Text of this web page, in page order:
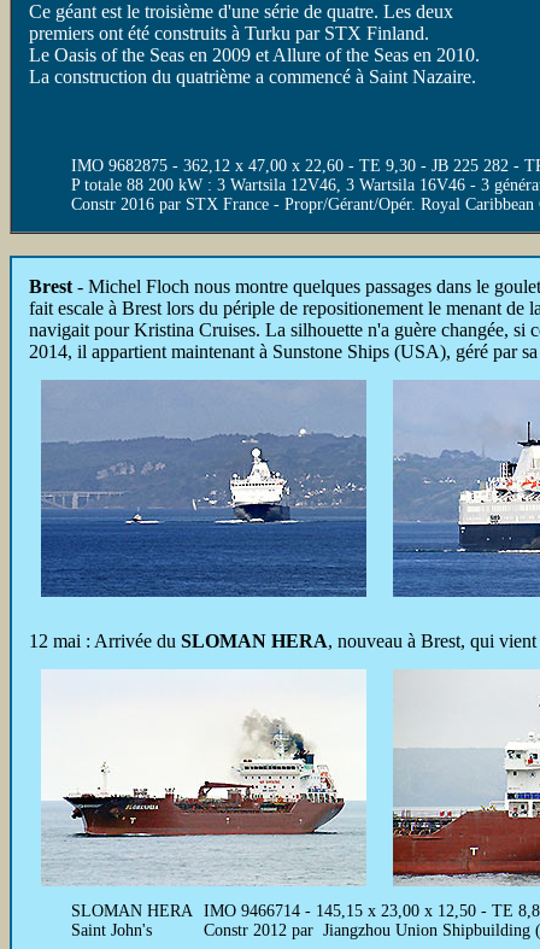
Ce géant est le troisième d'une série de quatre. Les deux
premiers ont été construits à Turku par STX Finland.
Le Oasis of the Seas en 2009 et Allure of the Seas en 2010.
La construction du quatrième a commencé à Saint Nazaire.
IMO 9682875 - 362,12 x 47,00 x 22,60 - TE 9,30 - JB 225 282 -
P totale 88 200 kW : 3 Wartsila 12V46, 3 Wartsila 16V46 - 3
Constr 2016 par STX France - Propr/Gérant/Opér. Royal
Brest - Michel Floch nous montre quelques passages dans le
fait escale à Brest lors du périple de repositionement le menant
navigait pour Kristina Cruises. La silhouette n'a guère changée, si
2014, il appartient maintenant à Sunstone Ships (USA), géré par
12 mai : Arrivée du SLOMAN HERA, nouveau à Brest, qui
SLOMAN HERA
Saint John's
IMO 9466714 - 145,15 x 23,00 x 12,50 - TE
Constr 2012 par Jiangzhou Union